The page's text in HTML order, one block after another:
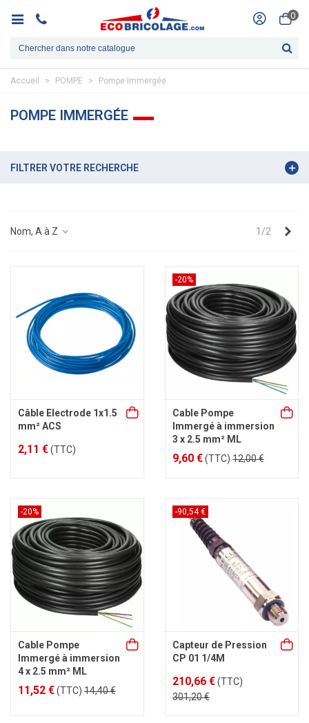
0
Accueil > POMPE > Pompe Immergée
POMPE IMMERGÉE
FILTRER VOTRE RECHERCHE
Nom, A à Z 1/2
Câble Electrode 1x1.5
mm² ACS
2,11 €(TTC)
-20%
Cable Pompe
Immergé à immersion
3 x 2.5 mm² ML
9,60 €(TTC) 12,00 €
-20%
Cable Pompe
Immergé à immersion
4 x 2.5 mm² ML
11,52 €(TTC) 14,40 €
-90,54 €
Capteur de Pression
CP 01 1/4M
210,66 €(TTC)
301,20 €